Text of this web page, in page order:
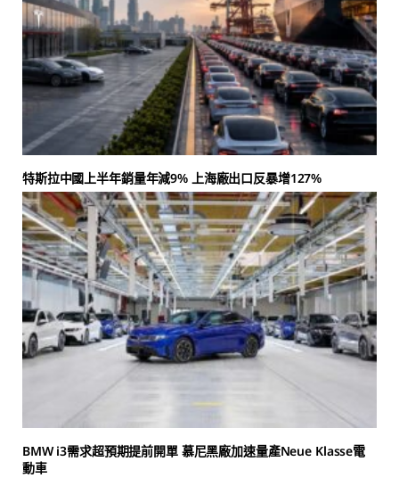
特斯拉中國上半年銷量年減9% 上海廠出口反暴增127%
BMW i3需求超預期提前開單 慕尼黑廠加速量產Neue Klasse電
動車